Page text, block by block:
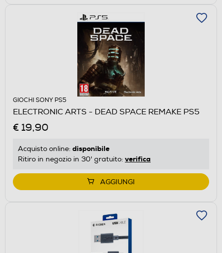
GIOCHI SONY PS5
ELECTRONIC ARTS - DEAD SPACE REMAKE PS5
€ 19,90
Acquisto online: disponibile
Ritiro in negozio in 30' gratuito: verifica
AGGIUNGI